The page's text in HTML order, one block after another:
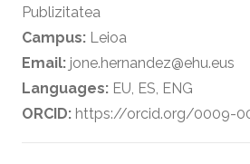
Publizitatea
Campus: Leioa
Email: jone.hernandez@ehu.eus
Languages: EU, ES, ENG
ORCID: https://orcid.org/0009-